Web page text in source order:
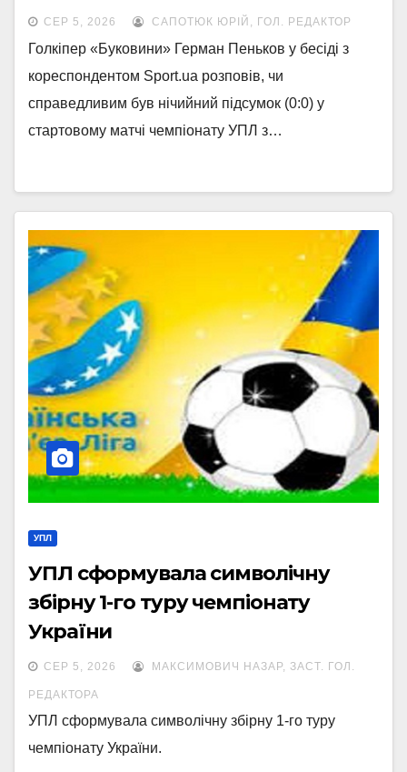
СЕР 5, 2026 САПОТЮК ЮРІЙ, ГОЛ. РЕДАКТОР
Голкіпер «Буковини» Герман Пеньков у бесіді з
кореспондентом Sport.ua розповів, чи
справедливим був нічийний підсумок (0:0) у
стартовому матчі чемпіонату УПЛ з…
УПЛ
УПЛ сформувала символічну
збірну 1-го туру чемпіонату
України
СЕР 5, 2026 МАКСИМОВИЧ НАЗАР, ЗАСТ. ГОЛ.
РЕДАКТОРА
УПЛ сформувала символічну збірну 1-го туру
чемпіонату України.